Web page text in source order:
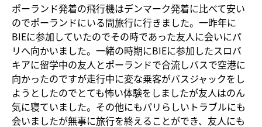
ポーランド発着の飛行機はデンマーク発着に比べて安い
のでポーランドにいる間旅行に行きました。一昨年に
BIEに参加していたのでその時であった友人に会いにパ
リへ向かいました。一緒の時期にBIEに参加したスロバ
キアに留学中の友人とポーランドで合流しバスで空港に
向かったのですが走行中に変な乗客がバスジャックをし
ようとしたのでとても怖い体験をしましたが友人はのん
気に寝ていました。その他にもパリらしいトラブルにも
会いましたが無事に旅行を終えることができ、友人にも